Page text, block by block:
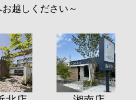
越しください～